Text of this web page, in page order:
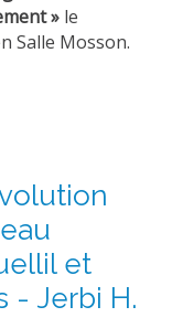
» le
Salle Mosson.
et
- Jerbi H.